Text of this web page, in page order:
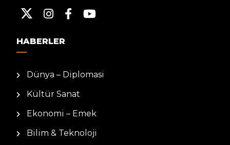
HABERLER
Dünya – Diplomasi
Kültür Sanat
Ekonomi – Emek
Bilim & Teknoloji